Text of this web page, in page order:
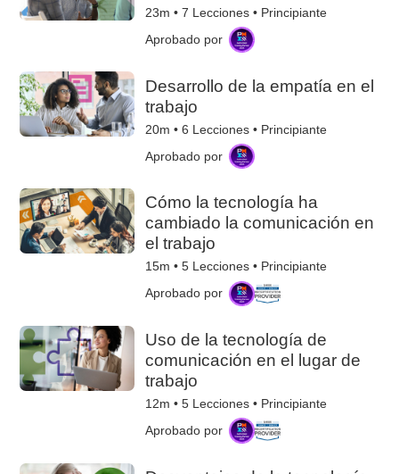
23m •7 Lecciones • Principiante
Aprobado por
Desarrollo de la empatía en el
trabajo
20m •6 Lecciones • Principiante
Aprobado por
Cómo la tecnología ha
cambiado la comunicación en
el trabajo
15m •5 Lecciones • Principiante
Aprobado por
Uso de la tecnología de
comunicación en el lugar de
trabajo
12m •5 Lecciones • Principiante
Aprobado por